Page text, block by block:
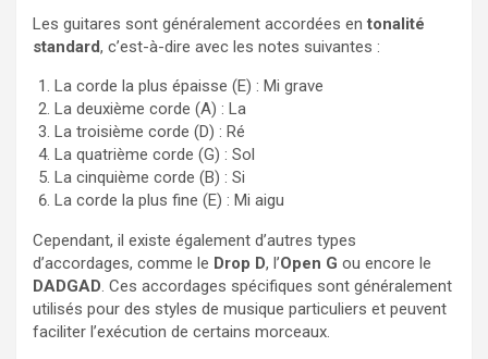
Les guitares sont généralement accordées entonalité
standard, c’est-à-dire avec les notes suivantes :
La corde la plus épaisse (E) : Mi grave
La deuxième corde (A) : La
La troisième corde (D) : Ré
La quatrième corde (G) : Sol
La cinquième corde (B) : Si
La corde la plus fine (E) : Mi aigu
Cependant, il existe également d’autres types
d’accordages, comme le Drop D, l’Open G ou encore le
DADGAD . Ces accordages spécifiques sont généralement
utilisés pour des styles de musique particuliers et peuvent
faciliter l’exécution de certains morceaux.